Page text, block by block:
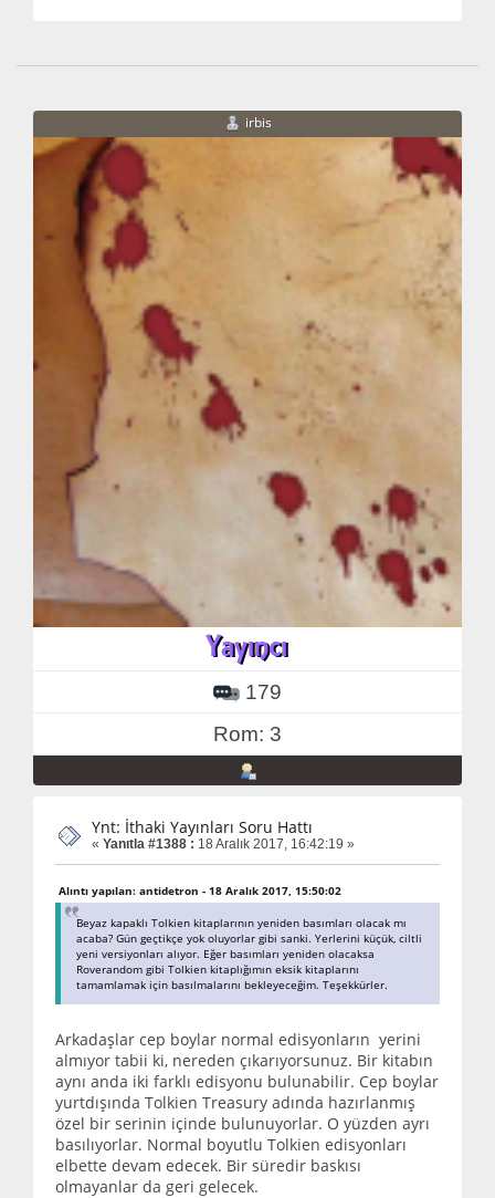
irbis
179
Rom: 3
Ynt: İthaki Yayınları Soru Hattı
« Yanıtla #1388 : 18 Aralık 2017, 16:42:19 »
Alıntı yapılan: antidetron - 18 Aralık 2017, 15:50:02
Beyaz kapaklı Tolkien kitaplarının yeniden basımları olacak mı
acaba? Gün geçtikçe yok oluyorlar gibi sanki. Yerlerini küçük, ciltli
yeni versiyonları alıyor. Eğer basımları yeniden olacaksa
Roverandom gibi Tolkien kitaplığımın eksik kitaplarını
tamamlamak için basılmalarını bekleyeceğim. Teşekkürler.
Arkadaşlar cep boylar normal edisyonların yerini
almıyor tabii ki, nereden çıkarıyorsunuz. Bir kitabın
aynı anda iki farklı edisyonu bulunabilir. Cep boylar
yurtdışında Tolkien Treasury adında hazırlanmış
özel bir serinin içinde bulunuyorlar. O yüzden ayrı
basılıyorlar. Normal boyutlu Tolkien edisyonları
elbette devam edecek. Bir süredir baskısı
olmayanlar da geri gelecek.